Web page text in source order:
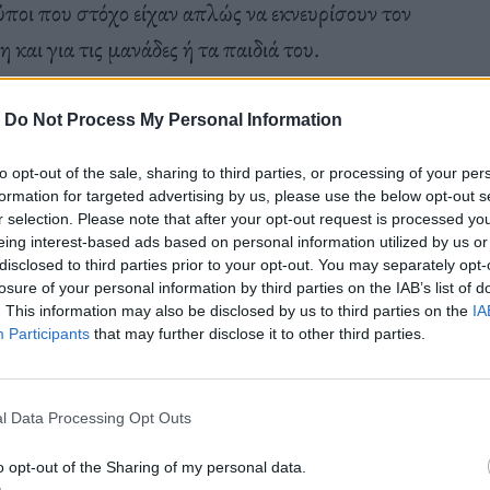
Do Not Process My Personal Information
opt-out of the sale, sharing to third parties, or processing of your
for targeted advertising by us, please use the below opt-out
selection. Please note that after your opt-out request is processed
interest-based ads based on personal information utilized by us
to third parties prior to your opt-out. You may separately
of your personal information by third parties on the IAB’s list of
This information may also be disclosed by us to third parties on the
Participants that may further disclose it to other third parties.
Data Processing Opt Outs
opt-out of the Sharing of my personal data.
που στόχο είχαν απλώς να εκνευρίσουν τον
για τις μανάδες ή τα παιδιά του.
όπως αυτή του Λάρι Μπερντ, ο οποίος
κόμπαζε (απολύτως δικαίως) για τα
του.
ιστορία του ΝΒΑ, με ατάκες και προσβολές